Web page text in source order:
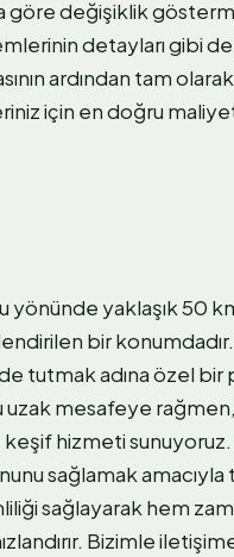
göre değişiklik
detayları gibi
ardından tam
için en doğru
yönünde yaklaşık 50
bir
tutmak adına özel bir
mesafeye
hizmeti
sağlamak
sağlayarak hem
Bizimle